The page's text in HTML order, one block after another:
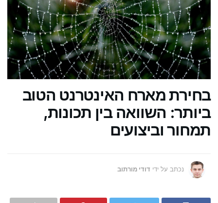
בחירת מארח האינטרנט הטוב
ביותר: השוואה בין תכונות,
תמחור וביצועים
נכתב על ידי דודי מורתוב